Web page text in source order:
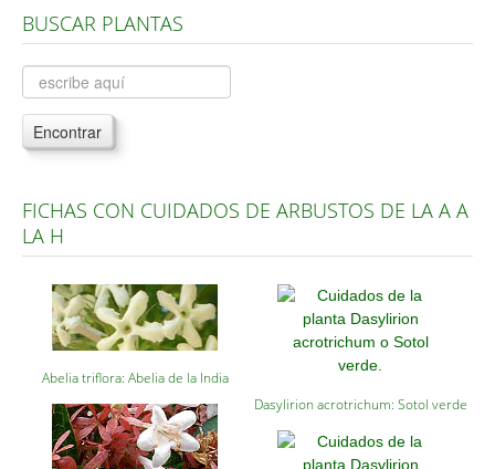
Árboles, Cicas y Palmeras de la G a la Z
Plantas Anuales y Perennes
Plantas Bulbosas y Acuáticas
Plantas de Interior
Plantas Aromáticas y de Huerto
Plantas Carnívoras y Orquídeas
Consejos
Hemisferio Norte
Hemisferio Sur
Enfermedades
Animales
BUSCAR PLANTAS
Encontrar
FICHAS CON CUIDADOS DE ARBUSTOS DE LA A A
LA H
Abelia triflora: Abelia de la India
Dasylirion acrotrichum: Sotol verde